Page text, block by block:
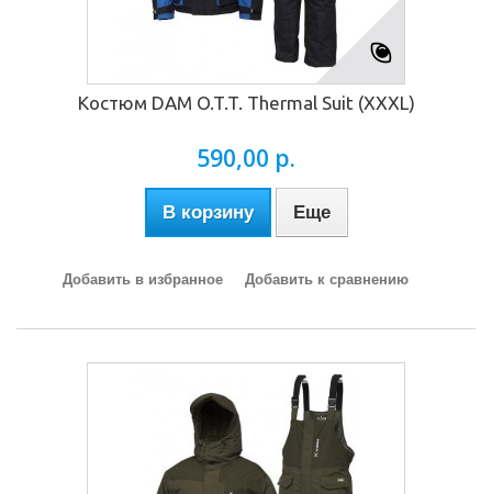
Костюм DAM O.T.T. Thermal Suit (XXXL)
590,00 р.
В корзину Еще
Добавить в избранное Добавить к сравнению